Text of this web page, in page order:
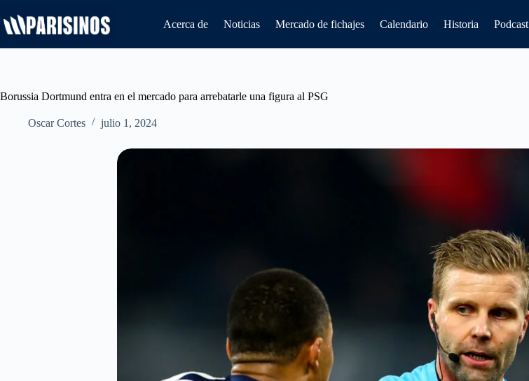
al
contenido
Acerca de Noticias Mercado de fichajes Calendario Historia Podcast
Borussia Dortmund entra en el mercado para arrebatarle una figura al PSG
Oscar Cortes julio 1, 2024